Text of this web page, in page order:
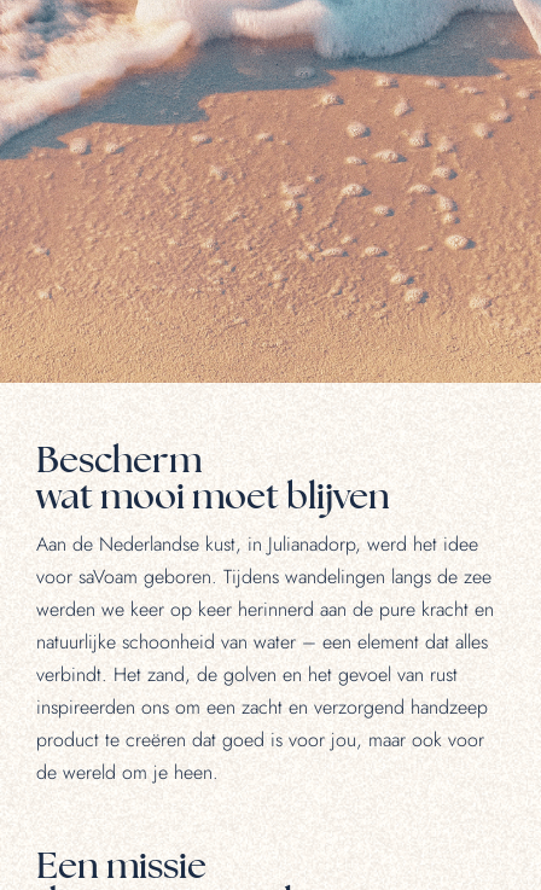
Bescherm
wat mooi moet blijven
Aan de Nederlandse kust, in Julianadorp, werd het idee
voor saVoam geboren. Tijdens wandelingen langs de zee
werden we keer op keer herinnerd aan de pure kracht en
natuurlijke schoonheid van water – een element dat alles
verbindt. Het zand, de golven en het gevoel van rust
inspireerden ons om een zacht en verzorgend handzeep
product te creëren dat goed is voor jou, maar ook voor
de wereld om je heen.
Een missie